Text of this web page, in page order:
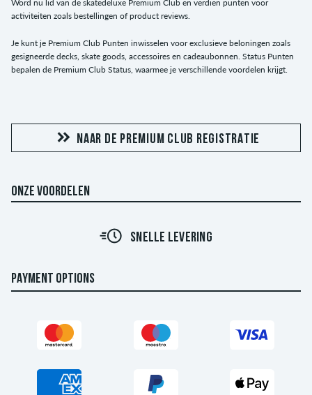
Word nu lid van de skatedeluxe Premium Club en verdien punten voor
activiteiten zoals bestellingen of product reviews.
Je kunt je Premium Club Punten inwisselen voor exclusieve beloningen zoals
gesigneerde decks, skate goods, accessoires en cadeaubonnen. Status Punten
bepalen de Premium Club Status, waarmee je verschillende voordelen krijgt.
NAAR DE PREMIUM CLUB REGISTRATIE
ONZE VOORDELEN
SNELLE LEVERING
PAYMENT OPTIONS